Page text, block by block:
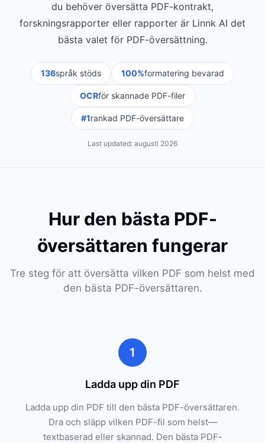
du behöver översätta PDF-kontrakt,
forskningsrapporter eller rapporter är Linnk AI det
bästa valet för PDF-översättning.
136språk stöds 100%formatering bevarad
OCRför skannade PDF-filer
#1rankad PDF-översättare
Last updated: augusti 2026
Hur den bästa PDF-
översättaren fungerar
Tre steg för att översätta vilken PDF som helst med
den bästa PDF-översättaren.
1
Ladda upp din PDF
Ladda upp din PDF till den bästa PDF-översättaren.
Dra och släpp vilken PDF-fil som helst—
textbaserad eller skannad. Den bästa PDF-